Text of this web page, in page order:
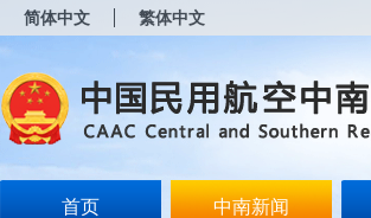
简体中文 繁体中文
首页 中南新闻
开
无
障
说